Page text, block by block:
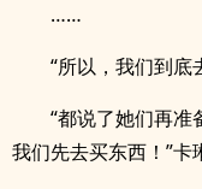
……
“所以，我们到底
“都说了她们再准
我们先去买东西！”卡